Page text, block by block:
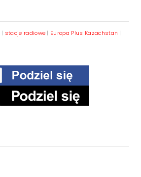
| stacje radiowe | Europa Plus Kazachstan |